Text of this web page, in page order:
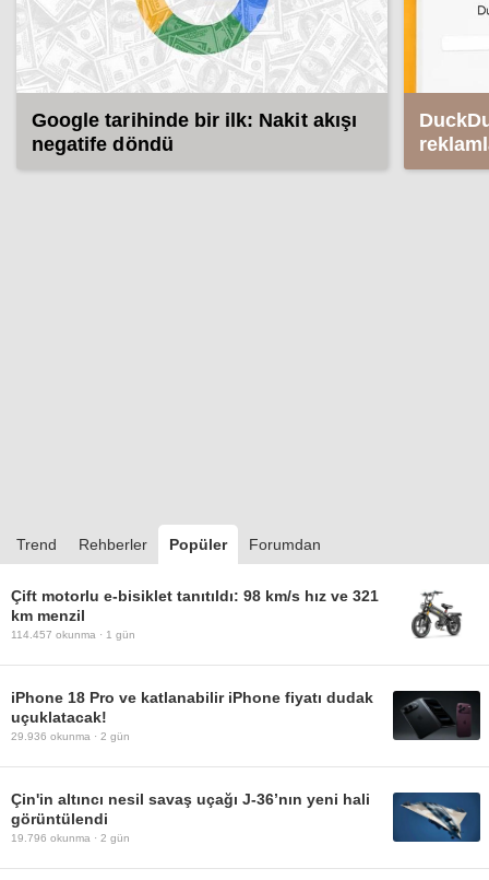
Google tarihinde bir ilk: Nakit akışı
negatife döndü
Trend Rehberler Popüler Forumdan
Çift motorlu e-bisiklet tanıtıldı: 98 km/s hız ve 321
km menzil
114.457 okunma · 1 gün
iPhone 18 Pro ve katlanabilir iPhone fiyatı dudak
uçuklatacak!
29.936 okunma · 2 gün
Çin'in altıncı nesil savaş uçağı J-36’nın yeni hali
görüntülendi
19.796 okunma · 2 gün